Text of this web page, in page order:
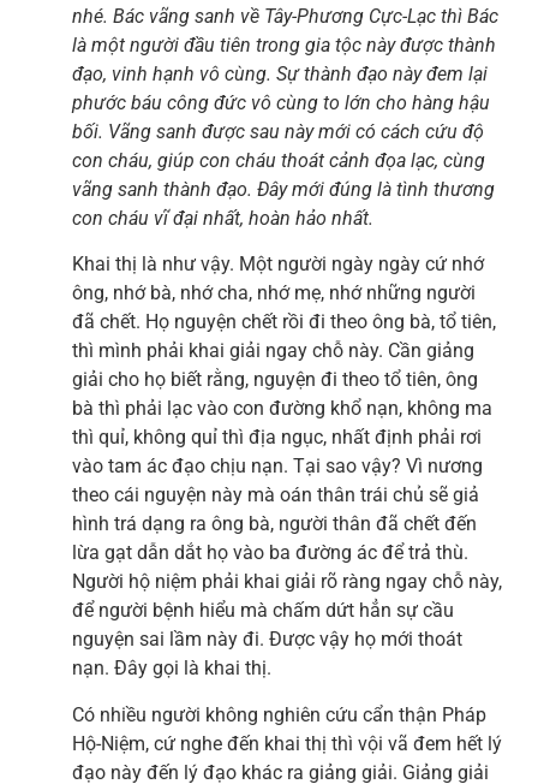
nhé. Bác vãng sanh về Tây-Phương Cực-Lạc thì Bác
là một người đầu tiên trong gia tộc này được thành
đạo, vinh hạnh vô cùng. Sự thành đạo này đem lại
phước báu công đức vô cùng to lớn cho hàng hậu
bối. Vãng sanh được sau này mới có cách cứu độ
con cháu, giúp con cháu thoát cảnh đọa lạc, cùng
vãng sanh thành đạo. Đây mới đúng là tình thương
con cháu vĩ đại nhất, hoàn hảo nhất.
Khai thị là như vậy. Một người ngày ngày cứ nhớ
ông, nhớ bà, nhớ cha, nhớ mẹ, nhớ những người
đã chết. Họ nguyện chết rồi đi theo ông bà, tổ tiên,
thì mình phải khai giải ngay chỗ này. Cần giảng
giải cho họ biết rằng, nguyện đi theo tổ tiên, ông
bà thì phải lạc vào con đường khổ nạn, không ma
thì quỉ, không quỉ thì địa ngục, nhất định phải rơi
vào tam ác đạo chịu nạn. Tại sao vậy? Vì nương
theo cái nguyện này mà oán thân trái chủ sẽ giả
hình trá dạng ra ông bà, người thân đã chết đến
lừa gạt dẫn dắt họ vào ba đường ác để trả thù.
Người hộ niệm phải khai giải rõ ràng ngay chỗ này,
để người bệnh hiểu mà chấm dứt hẳn sự cầu
nguyện sai lầm này đi. Được vậy họ mới thoát
nạn. Đây gọi là khai thị.
Có nhiều người không nghiên cứu cẩn thận Pháp
Hộ-Niệm, cứ nghe đến khai thị thì vội vã đem hết lý
đạo này đến lý đạo khác ra giảng giải. Giảng giải